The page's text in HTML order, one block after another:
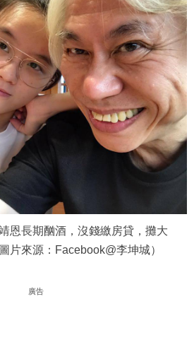
恩長期酗酒，沒錢繳房貸，攤大
片來源：Facebook@李坤城）
廣告